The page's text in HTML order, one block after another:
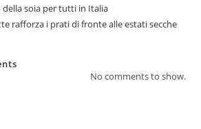
soia per tutti in Italia
rafforza i prati di fronte alle estati secche
No comments to show.